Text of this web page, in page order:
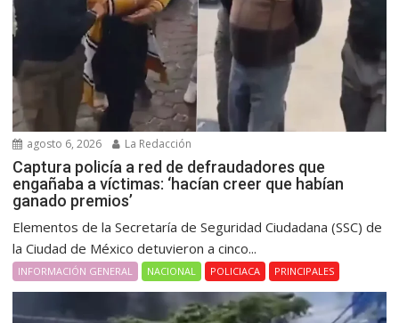
agosto 6, 2026 La Redacción
Captura policía a red de defraudadores que
engañaba a víctimas: ‘hacían creer que habían
ganado premios’
Elementos de la Secretaría de Seguridad Ciudadana (SSC) de
la Ciudad de México detuvieron a cinco...
INFORMACIÓN GENERAL NACIONAL POLICIACA PRINCIPALES